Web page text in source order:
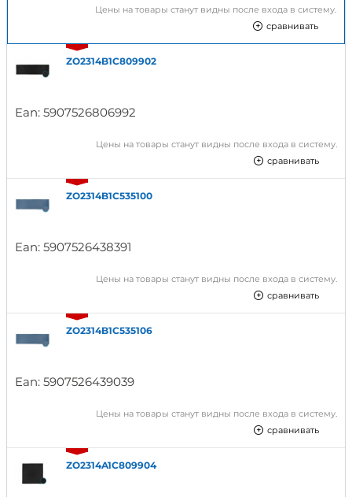
Цены на товары станут видны после входа в систему.
сравнивать
ZO2314B1C809902
Ean: 5907526806992
Цены на товары станут видны после входа в систему.
сравнивать
ZO2314B1C535100
Ean: 5907526438391
Цены на товары станут видны после входа в систему.
сравнивать
ZO2314B1C535106
Ean: 5907526439039
Цены на товары станут видны после входа в систему.
сравнивать
ZO2314A1C809904